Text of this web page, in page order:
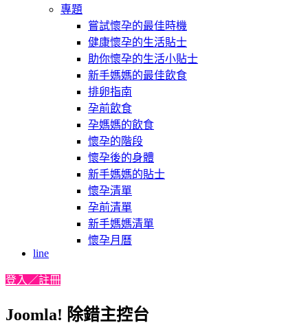
專題
嘗試懷孕的最佳時機
健康懷孕的生活貼士
助你懷孕的生活小貼士
新手媽媽的最佳飲食
排卵指南
孕前飲食
孕媽媽的飲食
懷孕的階段
懷孕後的身體
新手媽媽的貼士
懷孕清單
孕前清單
新手媽媽清單
懷孕月曆
line
登入／註冊
Joomla! 除錯主控台